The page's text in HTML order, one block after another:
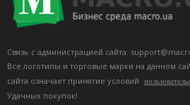
Связь с администрацией сайта:
Все логотипы и торговые марки на данном
сайта означает принятие условий
Удачных покупок!